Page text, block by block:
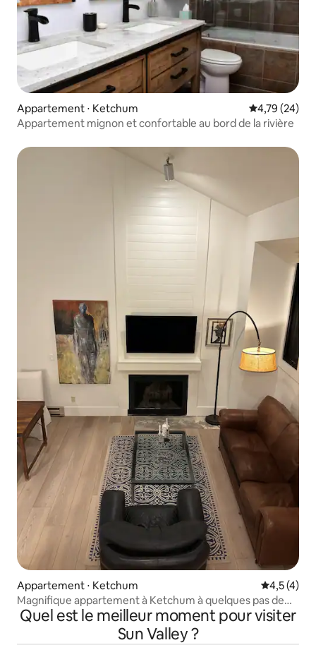
Appartement ⋅ Ketchum Évaluation
4,79 (24)
Appartement mignon et confortable au bord de la rivière
Appartement ⋅ Ketchum Évaluation
4,5 (4)
Magnifique appartement à Ketchum à quelques pas de
Warm Springs Base
Quel est le meilleur moment pour visiter
Sun Valley ?